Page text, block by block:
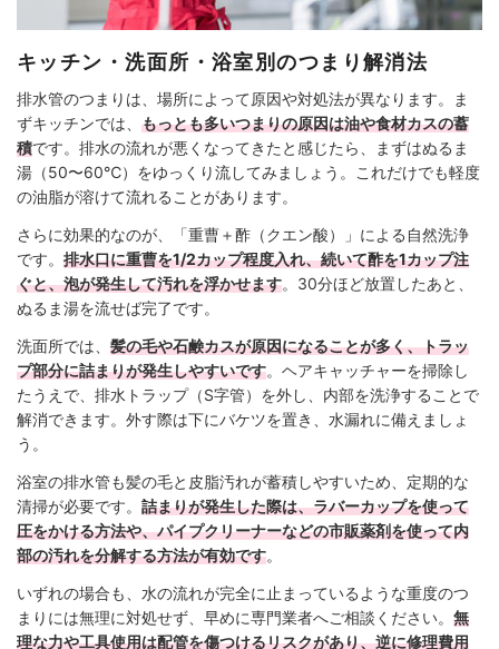
キッチン・洗面所・浴室別のつまり解消法
排水管のつまりは、場所によって原因や対処法が異なります。ま
ずキッチンでは、 もっとも多いつまりの原因は油や食材カスの蓄
積です。排水の流れが悪くなってきたと感じたら、まずはぬるま
湯（50〜60℃）をゆっくり流してみましょう。これだけでも軽度
の油脂が溶けて流れることがあります。
さらに効果的なのが、「重曹＋酢（クエン酸）」による自然洗浄
です。 排水口に重曹を1/2カップ程度入れ、続いて酢を1カップ注
ぐと、泡が発生して汚れを浮かせます。30分ほど放置したあと、
ぬるま湯を流せば完了です。
洗面所では、 髪の毛や石鹸カスが原因になることが多く、トラッ
プ部分に詰まりが発生しやすいです。ヘアキャッチャーを掃除し
たうえで、排水トラップ（S字管）を外し、内部を洗浄することで
解消できます。外す際は下にバケツを置き、水漏れに備えましょ
う。
浴室の排水管も髪の毛と皮脂汚れが蓄積しやすいため、定期的な
清掃が必要です。 詰まりが発生した際は、ラバーカップを使って
圧をかける方法や、パイプクリーナーなどの市販薬剤を使って内
部の汚れを分解する方法が有効です。
いずれの場合も、水の流れが完全に止まっているような重度のつ
まりには無理に対処せず、早めに専門業者へご相談ください。 無
理な力や工具使用は配管を傷つけるリスクがあり、逆に修理費用